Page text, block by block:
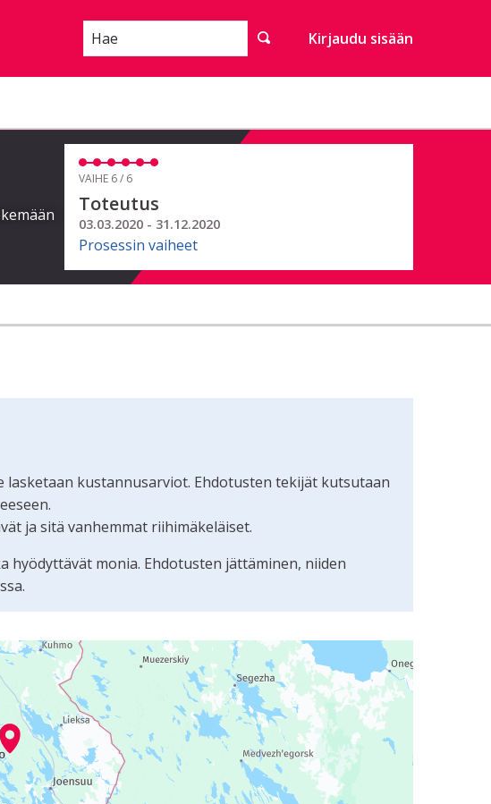
Hae Kirjaudu sisään
VAIHE 6 / 6
Toteutus
03.03.2020 - 31.12.2020
Prosessin vaiheet
kustannusarviot. Ehdotusten tekijät kutsutaan
ja sitä vanhemmat riihimäkeläiset.
hyödyttävät monia. Ehdotusten jättäminen, niiden
käyttää ruudunlukijalla, mutta se voi olla vaikeaselkoinen.